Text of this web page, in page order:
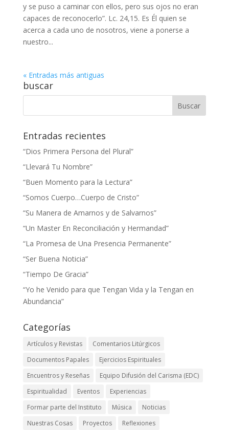
y se puso a caminar con ellos, pero sus ojos no eran
capaces de reconocerlo”. Lc. 24,15. Es Él quien se
acerca a cada uno de nosotros, viene a ponerse a
nuestro...
« Entradas más antiguas
buscar
Entradas recientes
“Dios Primera Persona del Plural”
“Llevará Tu Nombre”
“Buen Momento para la Lectura”
“Somos Cuerpo…Cuerpo de Cristo”
“Su Manera de Amarnos y de Salvarnos”
“Un Master En Reconciliación y Hermandad”
“La Promesa de Una Presencia Permanente”
“Ser Buena Noticia”
“Tiempo De Gracia”
“Yo he Venido para que Tengan Vida y la Tengan en
Abundancia”
Categorías
Artículos y Revistas
Comentarios Litúrgicos
Documentos Papales
Ejercicios Espirituales
Encuentros y Reseñas
Equipo Difusión del Carisma (EDC)
Espiritualidad
Eventos
Experiencias
Formar parte del Instituto
Música
Noticias
Nuestras Cosas
Proyectos Reflexiones